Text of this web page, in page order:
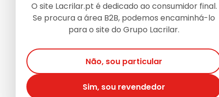
O site Lacrilar.pt é dedicado ao consumidor final.
Se procura a área B2B, podemos encaminhá-lo
para o site do Grupo Lacrilar.
Não, sou particular
Sim, sou revendedor